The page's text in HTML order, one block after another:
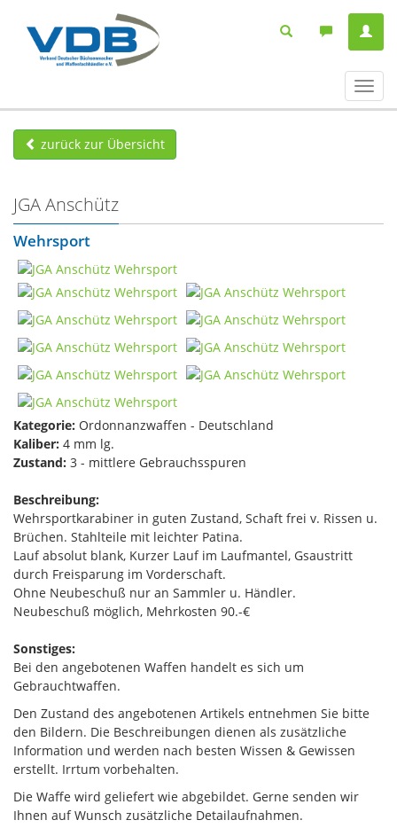
ein-/
zurück zur Übersicht
JGA Anschütz
Wehrsport
Kategorie: Ordonnanzwaffen - Deutschland
Kaliber: 4 mm lg.
Zustand: 3 - mittlere Gebrauchsspuren
Beschreibung:
Wehrsportkarabiner in guten Zustand, Schaft frei v. Rissen u.
Brüchen. Stahlteile mit leichter Patina.
Lauf absolut blank, Kurzer Lauf im Laufmantel, Gsaustritt
durch Freisparung im Vorderschaft.
Ohne Neubeschuß nur an Sammler u. Händler.
Neubeschuß möglich, Mehrkosten 90.-€
Sonstiges:
Bei den angebotenen Waffen handelt es sich um
Gebrauchtwaffen.
Den Zustand des angebotenen Artikels entnehmen Sie bitte
den Bildern. Die Beschreibungen dienen als zusätzliche
Information und werden nach besten Wissen & Gewissen
erstellt. Irrtum vorbehalten.
Die Waffe wird geliefert wie abgebildet. Gerne senden wir
Ihnen auf Wunsch zusätzliche Detailaufnahmen.